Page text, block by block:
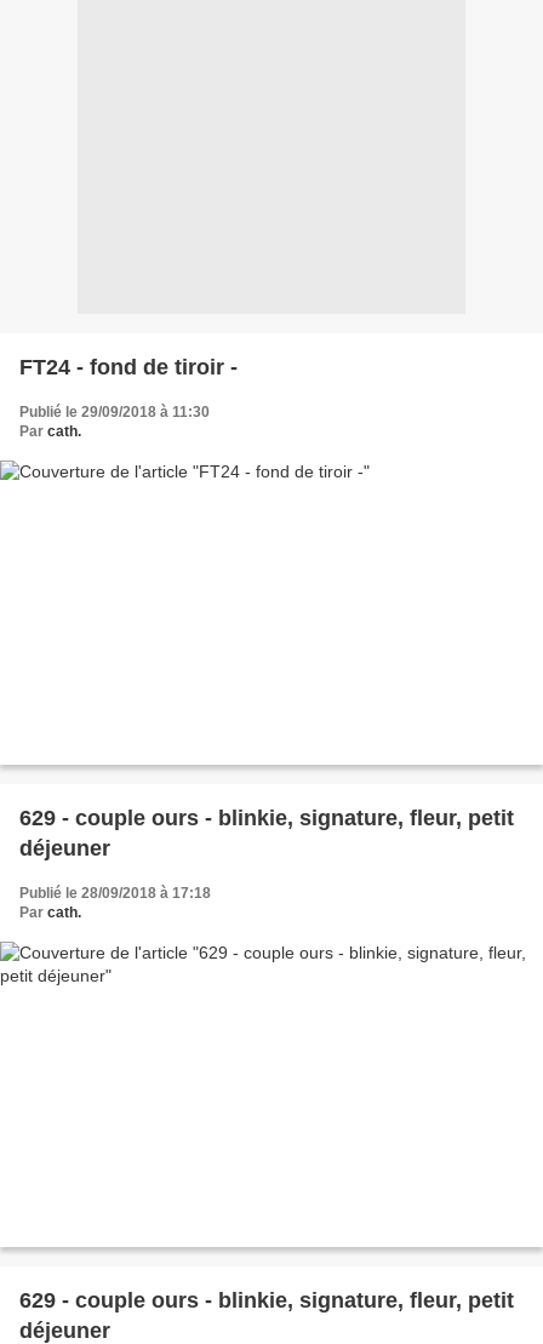
FT24 - fond de tiroir -
Publié le 29/09/2018 à 11:30
Par cath.
629 - couple ours - blinkie, signature, fleur, petit
déjeuner
Publié le 28/09/2018 à 17:18
Par cath.
629 - couple ours - blinkie, signature, fleur, petit
déjeuner